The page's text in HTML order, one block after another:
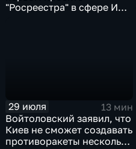
"Росреестра" в сфере ИИ
29 июля
13 мин
Войтоловский заявил, что
Киев не сможет создавать
противоракеты несколько